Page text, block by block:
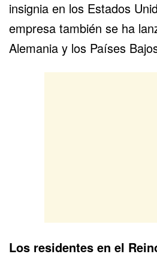
insignia en los Estados
empresa también se ha
Alemania y los Países
Los residentes en el